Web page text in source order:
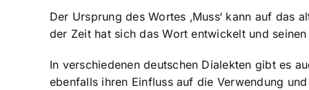
Der Ursprung des Wortes ‚Muss‘ kann auf das
der Zeit hat sich das Wort entwickelt und
In verschiedenen deutschen Dialekten gibt es
ebenfalls ihren Einfluss auf die Verwendung und